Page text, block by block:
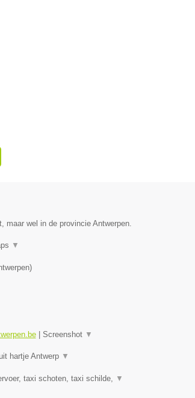
maar wel in de provincie Antwerpen.
▼
)
| Screenshot ▼
hartje Antwerp ▼
taxi schoten, taxi schilde, ▼